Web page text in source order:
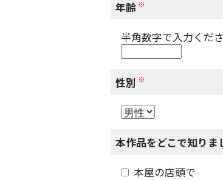
年齢 ※
半角数字で入力くださ
性別 ※
本作品をどこで知りま
本屋の店頭で